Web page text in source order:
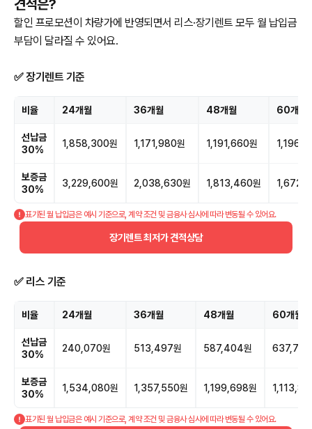
견적은?
할인 프로모션이 차량가에 반영되면서 리스·장기렌트 모두 월 납입금
부담이 달라질 수 있어요.
✅ 장기렌트 기준
비율 24개월 36개월 48개월 60개월
선납금
30%
1,858,300원 1,171,980원 1,191,660원
보증금
30%
3,229,600원 2,038,630원 1,813,460원
표기된 월 납입금은 예시 기준으로, 계약 조건 및 금융사 심사에 따라 변동될 수 있어요.
장기렌트 최저가 견적상담
✅ 리스 기준
비율 24개월 36개월 48개월 60개월
선납금
30%
240,070원 513,497원 587,404원 637,796
보증금
30%
1,534,080원 1,357,550원 1,199,698원
표기된 월 납입금은 예시 기준으로, 계약 조건 및 금융사 심사에 따라 변동될 수 있어요.